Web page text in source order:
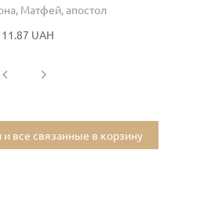
Матфей, апостол
UAH
все связанные в корзину